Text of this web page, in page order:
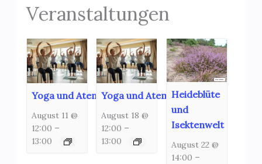
Veranstaltungen
Yoga und Atemschulung
August 11 @
12:00 –
13:00
Yoga und Atemschulung
August 18 @
12:00 –
13:00
Heideblüte
und
Isektenwelt
August 22 @
14:00 –